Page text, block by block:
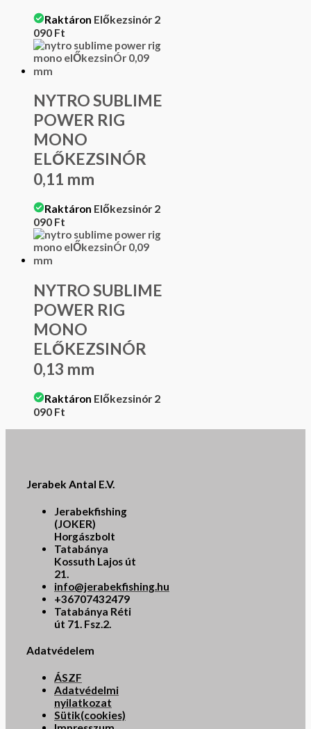
Raktáron Előkezsinór 2
090 Ft
NYTRO SUBLIME
POWER RIG
MONO
ELŐKEZSINÓR
0,11 mm
Raktáron Előkezsinór 2
090 Ft
NYTRO SUBLIME
POWER RIG
MONO
ELŐKEZSINÓR
0,13 mm
Raktáron Előkezsinór 2
090 Ft
Jerabek Antal E.V.
Jerabekfishing
(JOKER)
Horgászbolt
Tatabánya
Kossuth Lajos út
21.
info@jerabekfishing.hu
+36707432479
Tatabánya Réti
út 71. Fsz.2.
Adatvédelem
ÁSZF
Adatvédelmi
nyilatkozat
Sütik(cookies)